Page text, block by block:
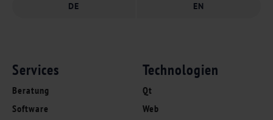
DE EN
Services
Beratung
Software
Technologien
Qt
Web